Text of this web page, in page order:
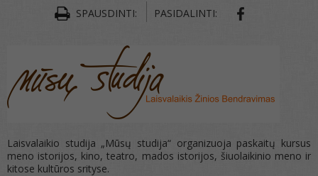
SPAUSDINTI: PASIDALINTI:
Laisvalaikio studija „Mūsų studija“ organizuoja paskaitų kursus
meno istorijos, kino, teatro, mados istorijos, šiuolaikinio meno ir
kitose kultūros srityse.